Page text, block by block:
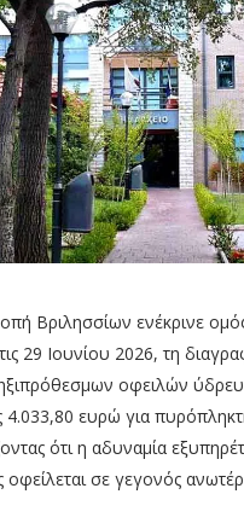
Βριλησσίων ενέκρινε
29 Ιουνίου 2026, τη
οφειλών
ευρώ για
ότι η αδυναμία
σε γεγονός